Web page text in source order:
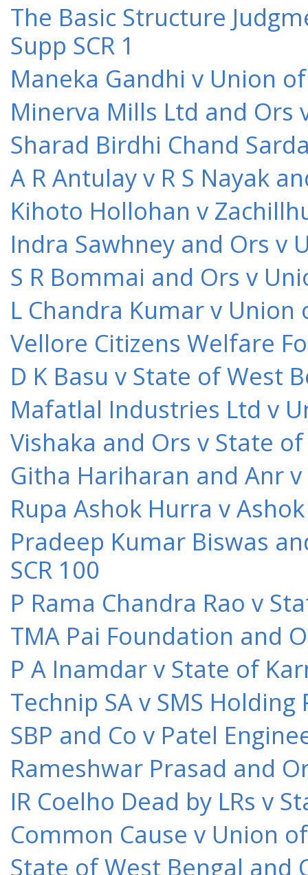
The Basic Structure
Supp SCR 1
Maneka Gandhi v Union
Minerva Mills Ltd and Ors
Sharad Birdhi Chand
A R Antulay v R S Nayak
Kihoto Hollohan v
Indra Sawhney and Ors v
S R Bommai and Ors v
L Chandra Kumar v Union
Vellore Citizens Welfare
D K Basu v State of West
Mafatlal Industries Ltd v
Vishaka and Ors v State
Githa Hariharan and Anr
Rupa Ashok Hurra v
Pradeep Kumar Biswas
SCR 100
P Rama Chandra Rao v
TMA Pai Foundation and
P A Inamdar v State of
Technip SA v SMS
SBP and Co v Patel
Rameshwar Prasad and
IR Coelho Dead by LRs v
Common Cause v Union
State of West Bengal